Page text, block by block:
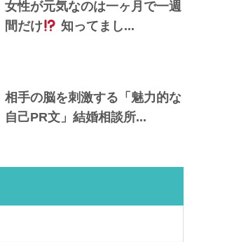
女性が元気なのは一ヶ月で一週
間だけ
知ってまし...
相手の脳を刺激する「魅力的な
自己PR文」結婚相談所...